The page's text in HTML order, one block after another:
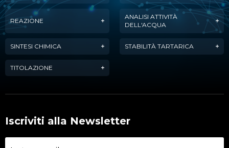
REAZIONE
ANALISI ATTIVITÀ
DELL'ACQUA
SINTESI CHIMICA STABILITÀ TARTARICA
TITOLAZIONE
Iscriviti alla Newsletter